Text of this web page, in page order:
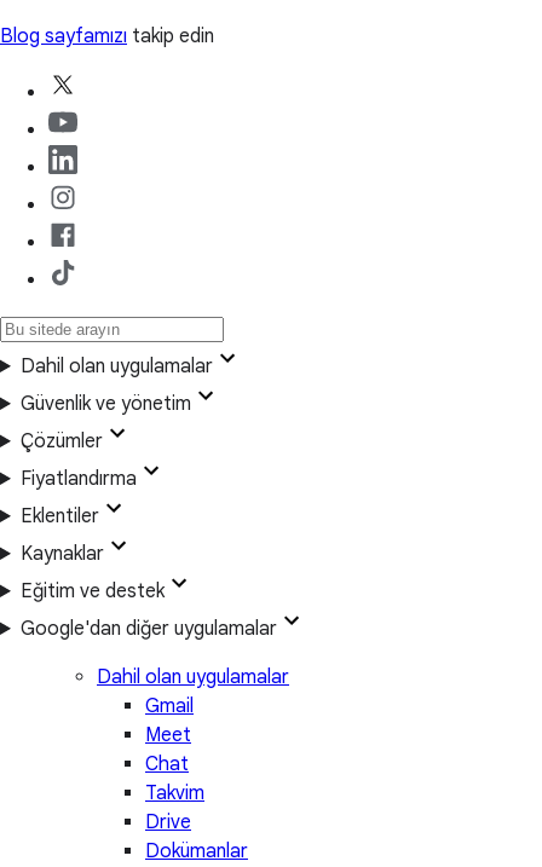
Blog sayfamızı takip edin
Dahil olan uygulamalar
Güvenlik ve yönetim
Çözümler
Fiyatlandırma
Eklentiler
Kaynaklar
Eğitim ve destek
Google'dan diğer uygulamalar
Dahil olan uygulamalar
Gmail
Meet
Chat
Takvim
Drive
Dokümanlar